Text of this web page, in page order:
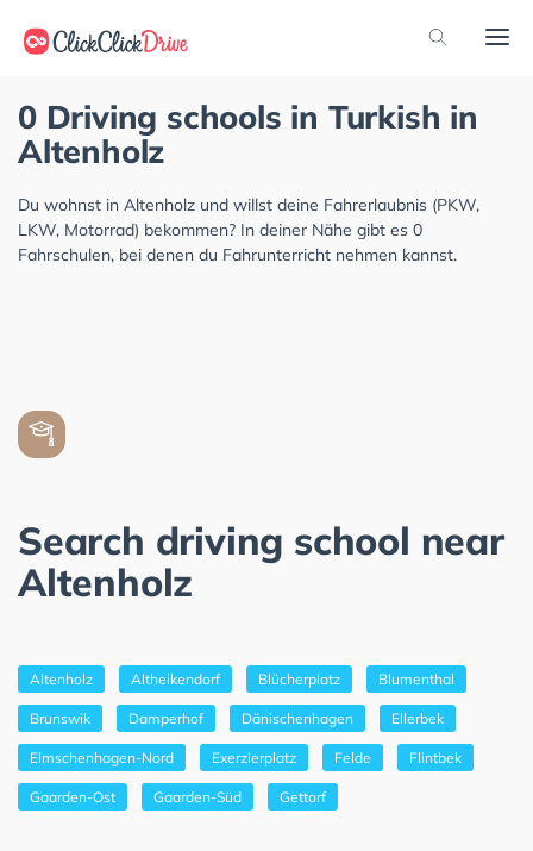
0 Driving schools in Turkish in
Altenholz
Du wohnst in Altenholz und willst deine Fahrerlaubnis (PKW,
LKW, Motorrad) bekommen? In deiner Nähe gibt es 0
Fahrschulen, bei denen du Fahrunterricht nehmen kannst.
Search driving school near
Altenholz
Altenholz Altheikendorf Blücherplatz Blumenthal
Brunswik Damperhof Dänischenhagen Ellerbek
Elmschenhagen-Nord Exerzierplatz Felde Flintbek
Gaarden-Ost Gaarden-Süd Gettorf